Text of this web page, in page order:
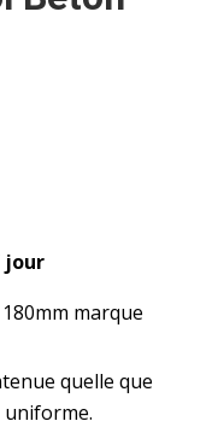
jour
marque
quelle que